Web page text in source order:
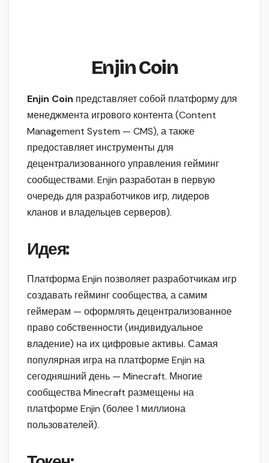
Enjin Coin
Enjin Coin представляет собой платформу для
менеджмента игрового контента (Content
Management System — CMS), а также
предоставляет инструменты для
децентрализованного управления гейминг
сообществами. Enjin разработан в первую
очередь для разработчиков игр, лидеров
кланов и владельцев серверов).
Идея:
Платформа Enjin позволяет разработчикам игр
создавать гейминг сообщества, а самим
геймерам — оформлять децентрализованное
право собственности (индивидуальное
владение) на их цифровые активы. Самая
популярная игра на платформе Enjin на
сегодняшний день — Minecraft. Многие
сообщества Minecraft размещены на
платформе Enjin (более 1 миллиона
пользователей).